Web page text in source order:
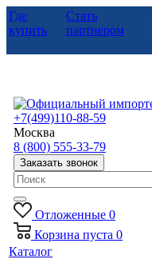
Где
купить
Стать
партнером
+7(499)110-88-59
Москва
8 (800) 555-33-79
Заказать звонок
Отложенные 0
Корзина пуста 0
Каталог